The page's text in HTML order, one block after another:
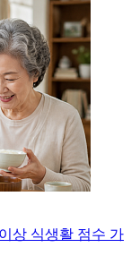
상 식생활 점수 가